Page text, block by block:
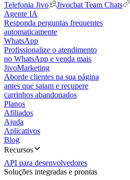
Telefonia Jivo
Jivochat Team Chats
Agente IA
Responda perguntas frequentes
automaticamente
WhatsApp
Profissionalize o atendimento
no WhatsApp e venda mais
JivoMarketing
Aborde clientes na sua página
antes que saiam e recupere
carrinhos abandonados
Planos
Afiliados
Ajuda
Aplicativos
Blog
Recursos
API para desenvolvedores
Soluções integradas e prontas